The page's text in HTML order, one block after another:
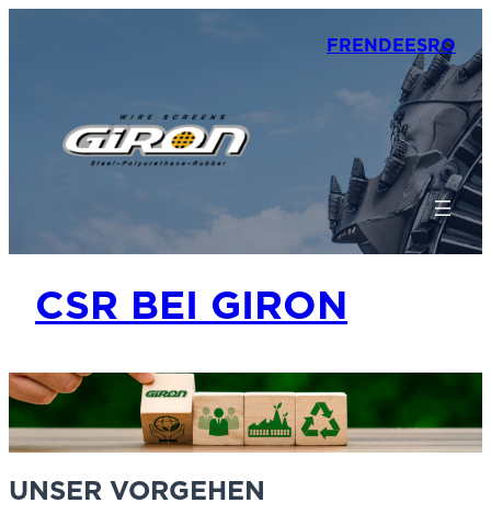
FRENDEESRO
CSR BEI GIRON
UNSER VORGEHEN